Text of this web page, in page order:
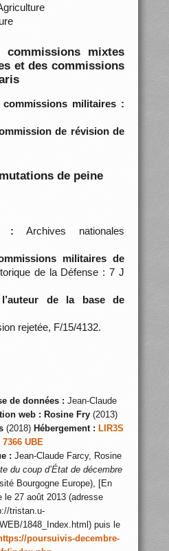
commissions mixtes
et des commissions
militaires :
de révision de
de peine
: Archives nationales
militaires de
de la Défense : 7 J
de la base de
rejetée, F/15/4132.
de données : Jean-Claude
web : Rosine Fry(2013)
(2018) Hébergement : LIR3S
7366 UBE
: Jean-Claude Farcy, Rosine
du coup d’État de décembre
Bourgogne Europe), [En
le 27 août 2013 (adresse
tristan.u-
1848_Index.html) puis le
poursuivis-decembre-